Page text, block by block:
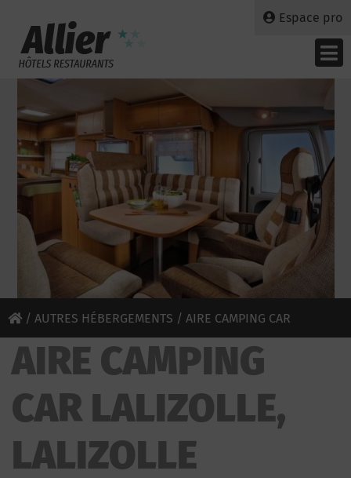
Espace pro
/ AUTRES HÉBERGEMENTS / AIRE CAMPING CAR
LALIZOLLE
AIRE CAMPING
CAR LALIZOLLE,
LALIZOLLE